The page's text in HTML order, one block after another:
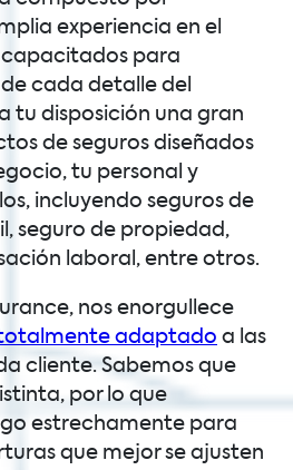
experiencia en el
para
cada detalle del
tu disposición una gran
de seguros diseñados
tu personal y
incluyendo seguros de
seguro de propiedad,
laboral, entre otros.
nos enorgullece
adaptado a las
cliente. Sabemos que
por lo que
estrechamente para
que mejor se ajusten